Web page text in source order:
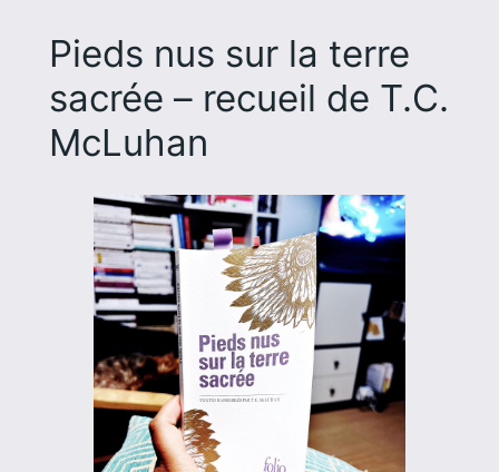
Pieds nus sur la terre
sacrée – recueil de T.C.
McLuhan